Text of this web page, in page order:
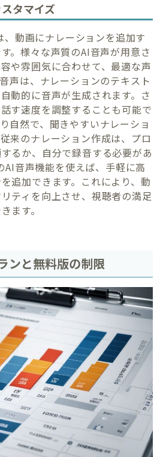
タマイズ
動画にナレーションを追加す
。様々な声質のAI音声が用意さ
や雰囲気に合わせて、最適な声
声は、ナレーションのテキスト
動的に音声が生成されます。さ
す速度を調整することも可能で
自然で、聞きやすいナレーショ
来のナレーション作成は、プロ
るか、自分で録音する必要があ
AI音声機能を使えば、手軽に高
追加できます。これにより、動
ティを向上させ、視聴者の満足
ます。
ンと無料版の制限